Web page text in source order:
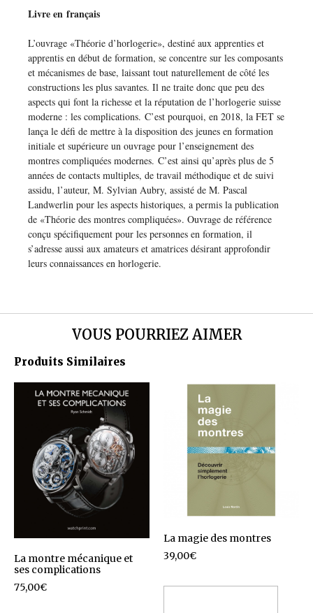
Livre en français
L’ouvrage «Théorie d’horlogerie», destiné aux apprenties et
apprentis en début de formation, se concentre sur les composants
et mécanismes de base, laissant tout naturellement de côté les
constructions les plus savantes. Il ne traite donc que peu des
aspects qui font la richesse et la réputation de l’horlogerie suisse
moderne : les complications. C’est pourquoi, en 2018, la FET se
lança le défi de mettre à la disposition des jeunes en formation
initiale et supérieure un ouvrage pour l’enseignement des
montres compliquées modernes. C’est ainsi qu’après plus de 5
années de contacts multiples, de travail méthodique et de suivi
assidu, l’auteur, M. Sylvian Aubry, assisté de M. Pascal
Landwerlin pour les aspects historiques, a permis la publication
de «Théorie des montres compliquées». Ouvrage de référence
conçu spécifiquement pour les personnes en formation, il
s’adresse aussi aux amateurs et amatrices désirant approfondir
leurs connaissances en horlogerie.
VOUS POURRIEZ AIMER
Produits Similaires
La montre mécanique et
ses complications
75,00€
La magie des montres
39,00€